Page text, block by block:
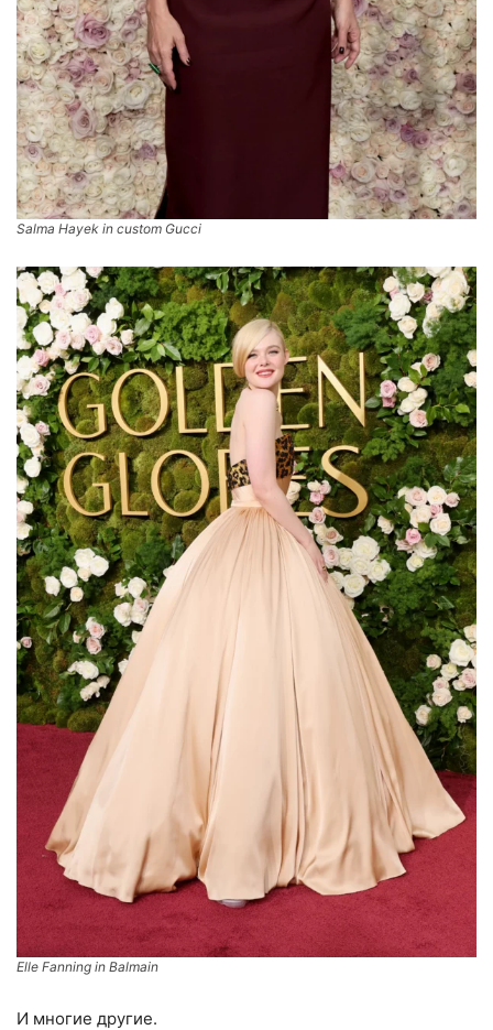
Salma Hayek in custom Gucci
Elle Fanning in Balmain
И многие другие.